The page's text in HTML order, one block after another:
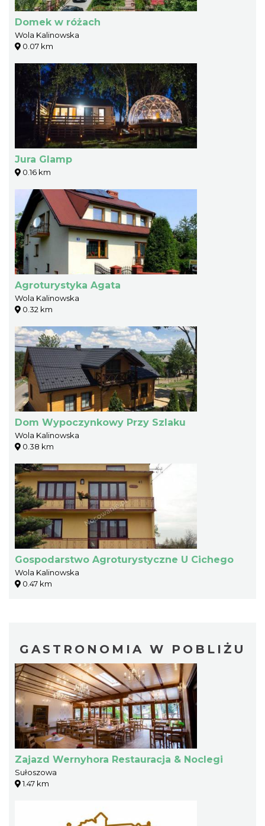
Domek w różach
Wola Kalinowska
0.07 km
Jura Glamp
0.16 km
Agroturystyka Agata
Wola Kalinowska
0.32 km
Dom Wypoczynkowy Przy Szlaku
Wola Kalinowska
0.38 km
Gospodarstwo Agroturystyczne U Cichego
Wola Kalinowska
0.47 km
GASTRONOMIA W POBLIŻU
Zajazd Wernyhora Restauracja & Noclegi
Sułoszowa
1.47 km